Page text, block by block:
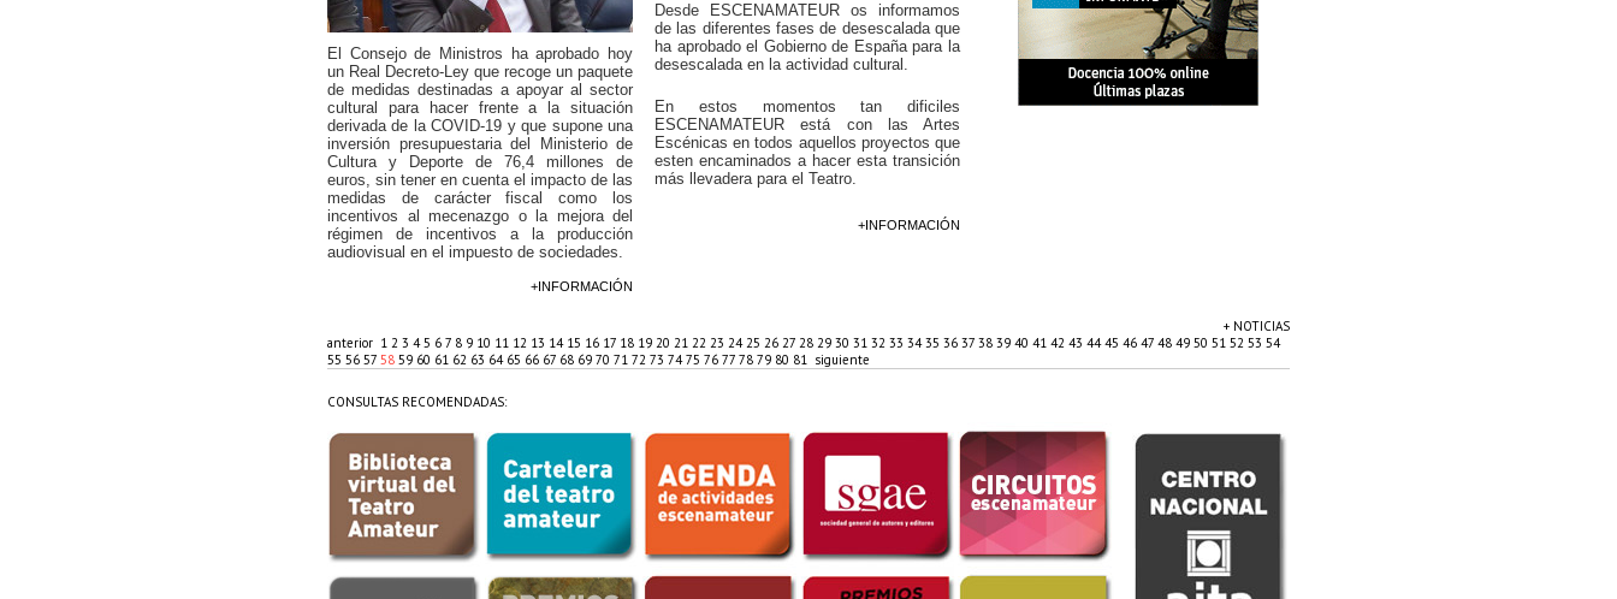
El Consejo de Ministros ha aprobado hoy
un Real Decreto-Ley que recoge un paquete
de medidas destinadas a apoyar al sector
cultural para hacer frente a la situación
derivada de la COVID-19 y que supone una
inversión presupuestaria del Ministerio de
Cultura y Deporte de 76,4 millones de
euros, sin tener en cuenta el impacto de las
medidas de carácter fiscal como los
incentivos al mecenazgo o la mejora del
régimen de incentivos a la producción
audiovisual en el impuesto de sociedades.
+INFORMACIÓN
Desde ESCENAMATEUR os informamos
de las diferentes fases de desescalada que
ha aprobado el Gobierno de España para la
desescalada en la actividad cultural.
En estos momentos tan dificiles
ESCENAMATEUR está con las Artes
Escénicas en todos aquellos proyectos que
esten encaminados a hacer esta transición
más llevadera para el Teatro.
+INFORMACIÓN
+ NOTICIAS
anterior 1 2 3 45 6 7 8 9 10 11 12 13 14 15 16 17 18 19 20 21 22 23 2425 26 27 28 29 30 31 32 33 3435 36 37 38 39 40 41 42 43 4445 46 47 48 49 50 51 52 53 54
55 56 57 58 59 60 61 62 63 64 65 66 67 68 69 70 71 72 73 7475 76 77 78 79 80 81 siguiente
CONSULTAS RECOMENDADAS: